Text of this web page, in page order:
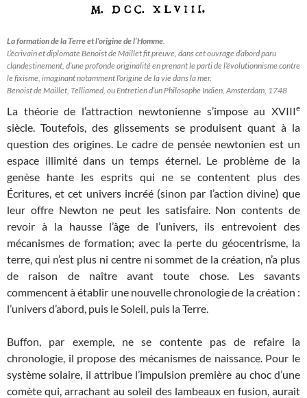
La formation de la Terre et l’origine de l’Homme
L’écrivain et diplomate Benoist de Maillet fit preuve, dans cet ouvrage d’abord paru
clandestinement, d’une profonde originalité en prenant le parti de l’évolutionnisme contre
le fixisme, imaginant notamment l’origine de la vie dans la mer.
Benoist de Maillet, Telliamed, ou Entretien d’un Philosophe Indien, Amsterdam, 1748
La théorie de l’attraction newtonienne s’impose au XVIIIe
siècle. Toutefois, des glissements se produisent quant à la
question des origines. Le cadre de pensée newtonien est un
espace illimité dans un temps éternel. Le problème de la
genèse hante les esprits qui ne se contentent plus des
Écritures, et cet univers incréé (sinon par l’action divine) que
leur offre Newton ne peut les satisfaire. Non contents de
revoir à la hausse l’âge de l’univers, ils entrevoient des
mécanismes de formation; avec la perte du géocentrisme, la
terre, qui n’est plus ni centre ni sommet de la création, n’a plus
de raison de naître avant toute chose. Les savants
commencent à établir une nouvelle chronologie de la création :
l’univers d’abord, puis le Soleil, puis la Terre.
Buffon, par exemple, ne se contente pas de refaire la
chronologie, il propose des mécanismes de naissance. Pour le
système solaire, il attribue l’impulsion première au choc d’une
comète qui, arrachant au soleil des lambeaux en fusion, aurait